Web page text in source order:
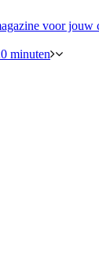
voor jouw
minuten